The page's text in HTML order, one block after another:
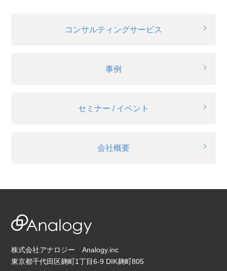
コンサルティングサービス
事例
セミナー / イベント
会社概要
株式会社アナロジー Analogy.inc
東京都千代田区麹町1丁目6-9 DIK麹町805